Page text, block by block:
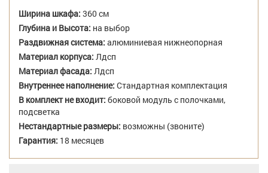
Ширина шкафа: 360 см
Глубина и Высота: на выбор
Раздвижная система: алюминиевая нижнеопорная
Материал корпуса: Лдсп
Материал фасада: Лдсп
Внутреннее наполнение: Стандартная комплектация
В комплект не входит: боковой модуль с полочками,
подсветка
Нестандартные размеры: возможны (звоните)
Гарантия: 18 месяцев